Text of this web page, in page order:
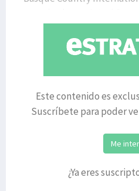
Este contenido es
Suscríbete para poder
Me
¿Ya eres